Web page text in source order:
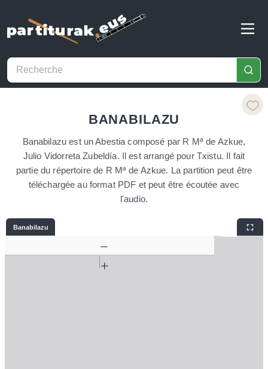
BANABILAZU
Banabilazu est un Abestia composé par R Mª de Azkue,
Julio Vidorreta Zubeldía. Il est arrangé pour Txistu. Il fait
partie du répertoire de R Mª de Azkue. La partition peut être
téléchargée au format PDF et peut être écoutée avec
l'audio.
Banabilazu